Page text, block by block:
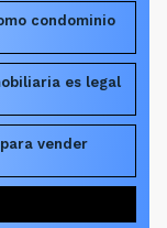
condominio
es legal
vender